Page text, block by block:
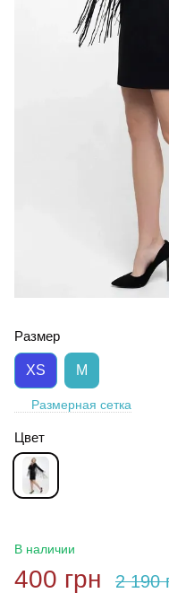
Размер
XS M
Размерная сетка
Цвет
В наличии
400 грн 2 190